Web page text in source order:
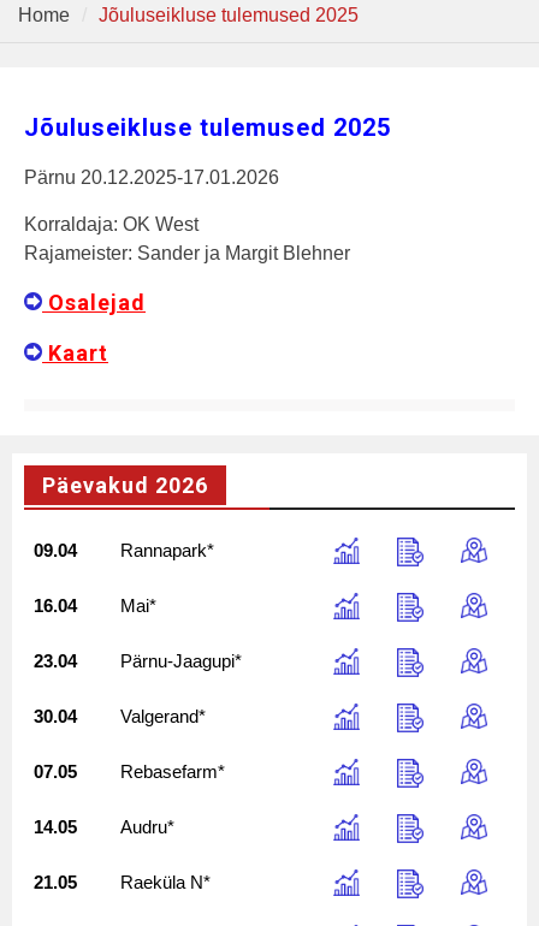
Home Jõuluseikluse tulemused 2025
Jõuluseikluse tulemused 2025
Pärnu 20.12.2025-17.01.2026
Korraldaja: OK West
Rajameister: Sander ja Margit Blehner
Osalejad
Kaart
Päevakud 2026
09.04 Rannapark*
16.04 Mai*
23.04 Pärnu-Jaagupi*
30.04 Valgerand*
07.05 Rebasefarm*
14.05 Audru*
21.05 Raeküla N*